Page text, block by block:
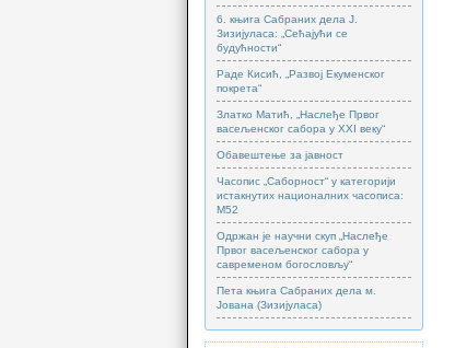
6. књига Сабраних дела Ј.
Зизијуласа: „Сећајући се
будућности“
Раде Кисић, „Развој Екуменског
покрета“
Златко Матић, „Наслеђе Првог
васељенског сабора у XXI веку“
Обавештење за јавност
Часопис „Саборност“ у категорији
истакнутих националних часописа:
М52
Одржан је научни скуп „Наслеђе
Првог васељенског сабора у
савременом богословљу“
Пета књига Сабраних дела м.
Јована (Зизијуласа)